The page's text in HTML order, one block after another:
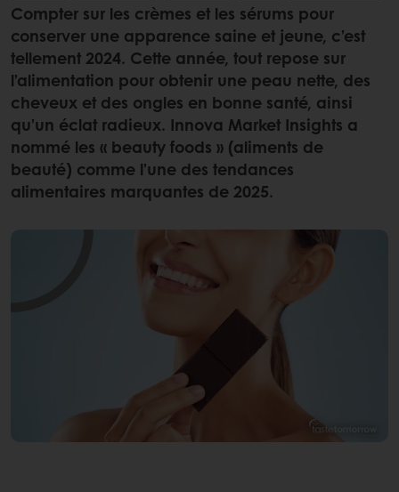
Compter sur les crèmes et les sérums pour
conserver une apparence saine et jeune, c’est
tellement 2024. Cette année, tout repose sur
l’alimentation pour obtenir une peau nette, des
cheveux et des ongles en bonne santé, ainsi
qu’un éclat radieux. Innova Market Insights a
nommé les « beauty foods » (aliments de
beauté) comme l’une des tendances
alimentaires marquantes de 2025.